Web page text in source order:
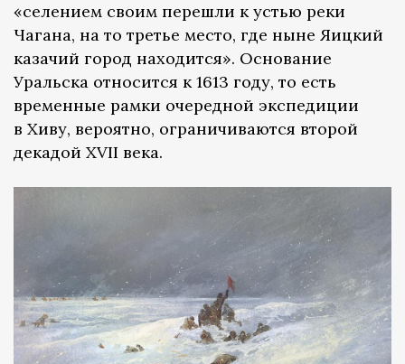
«селением своим перешли к устью реки
Чагана, на то третье место, где ныне Яицкий
казачий город находится». Основание
Уральска относится к 1613 году, то есть
временные рамки очередной экспедиции
в Хиву, вероятно, ограничиваются второй
декадой XVII века.